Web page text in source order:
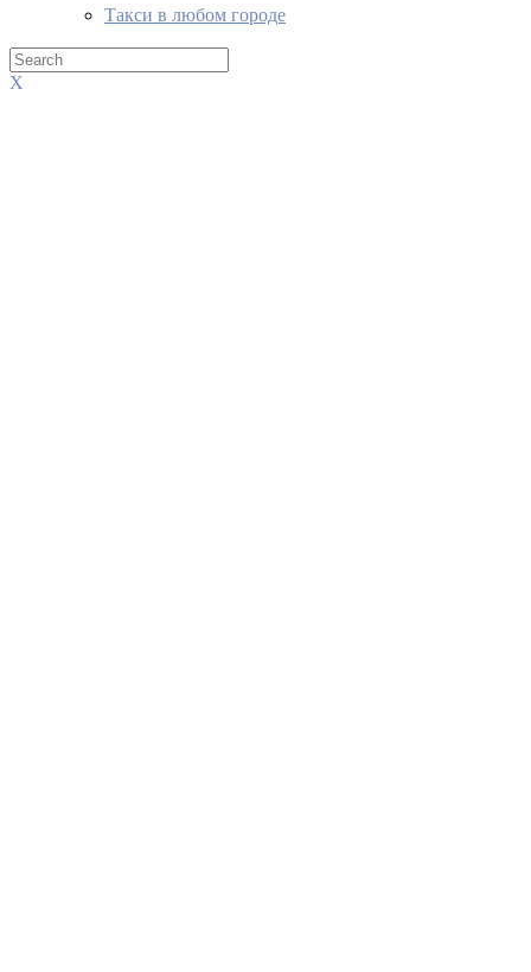
Такси в любом городе
X